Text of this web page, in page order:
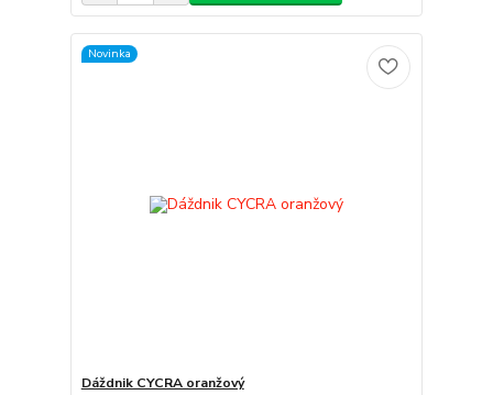
Novinka
Dáždnik CYCRA oranžový